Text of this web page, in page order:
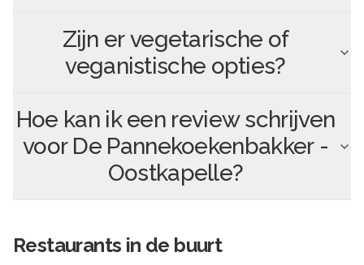
Zijn er vegetarische of
veganistische opties?
Hoe kan ik een review schrijven
voor De Pannekoekenbakker -
Oostkapelle?
Restaurants in de buurt